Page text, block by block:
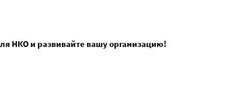
НКО и развивайте вашу организацию!